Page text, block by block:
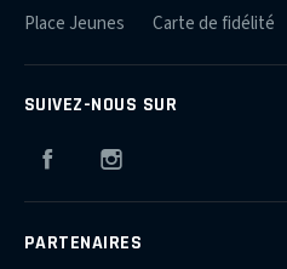
Place Jeunes
Carte de fidélité
SUIVEZ-NOUS SUR
Facebook
PARTENAIRES